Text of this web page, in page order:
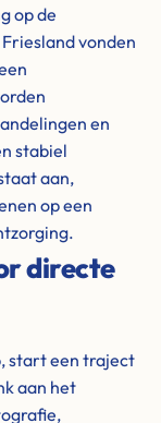
op de
vonden
en
stabiel
aan,
op een
directe
start een traject
aan het